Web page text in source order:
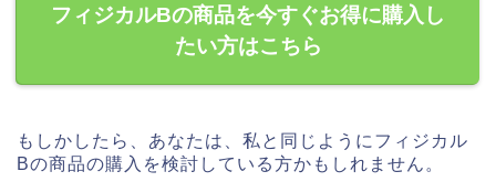
フィジカルBの商品を今すぐお得に購入し
たい方はこちら
もしかしたら、あなたは、私と同じようにフィジカル
Bの商品の購入を検討している方かもしれません。